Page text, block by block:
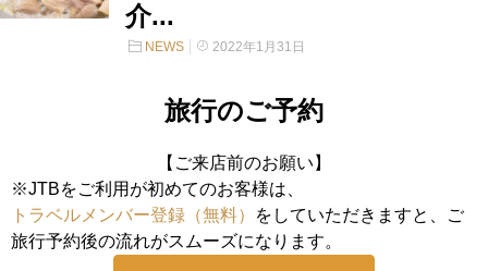
介...
NEWS 2022年1月31日
旅行のご予約
【ご来店前のお願い】
※JTBをご利用が初めてのお客様は、
トラベルメンバー登録（無料）
をしていただきますと、ご
旅行予約後の流れがスムーズになります。